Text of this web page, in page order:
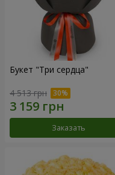
Букет "Три сердца"
4 513 грн
Заказать